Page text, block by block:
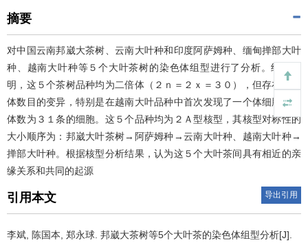
摘要
对中国云南邦崴大茶树、云南大叶种和印度阿萨姆种、缅甸掸部大叶
种、越南大叶种等５个大叶茶树的染色体组型进行了分析。结果表
明，这５个茶树品种均为二倍体（２ｎ＝２ｘ＝３０），但存在染色
体数目的变异，特别是在越南大叶品种中首次发现了一个体细胞染色
体数为３１条的细胞。这５个品种均为２Ａ型核型，其核型对称性的
大小顺序为：邦崴大叶茶树→阿萨姆种→云南大叶种、越南大叶种→
掸部大叶种。根据核型分析结果，认为这５个大叶茶间具有相近的亲
缘关系和共同的起源
引用本文 导出引用
李斌, 陈国本, 郑永球. 邦崴大茶树等5个大叶茶的染色体组型分析[J].